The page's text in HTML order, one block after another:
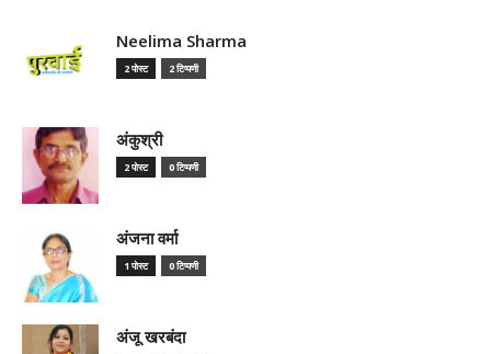
Neelima Sharma
2 पोस्ट 2 टिप्पणी
अंकुश्री
2 पोस्ट 0 टिप्पणी
अंजना वर्मा
1 पोस्ट 0 टिप्पणी
अंजू खरबंदा